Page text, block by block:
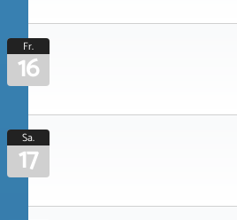
Fr.
16
Sa.
17